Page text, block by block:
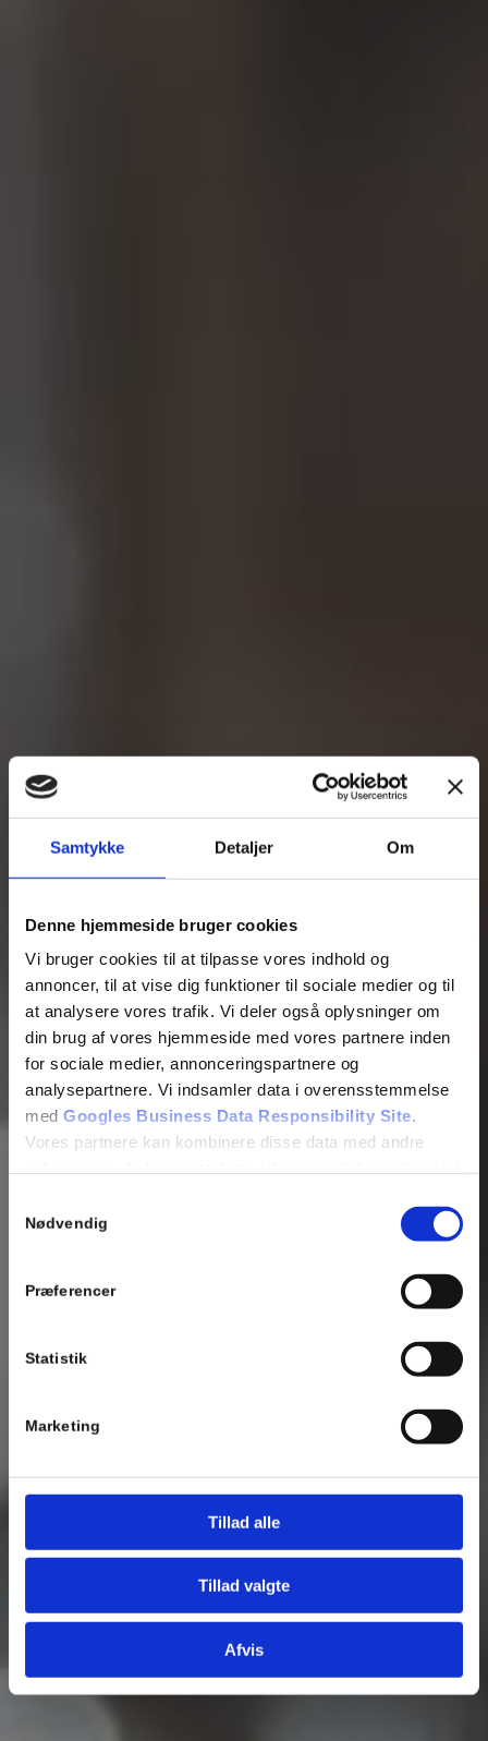
Samtykke Detaljer Om
Denne hjemmeside bruger cookies
Vi bruger cookies til at tilpasse vores indhold og
annoncer, til at vise dig funktioner til sociale medier og til
at analysere vores trafik. Vi deler også oplysninger om
din brug af vores hjemmeside med vores partnere inden
for sociale medier, annonceringspartnere og
analysepartnere. Vi indsamler data i overensstemmelse
med Googles Business Data Responsibility Site.
Vores partnere kan kombinere disse data med andre
Nødvendig
Præferencer
Statistik
Marketing
Tillad alle
Tillad valgte
Afvis